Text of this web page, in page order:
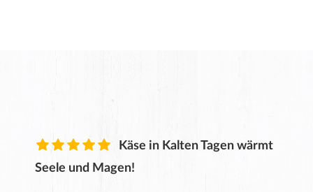
Käse in Kalten Tagen wärmt
Seele und Magen!